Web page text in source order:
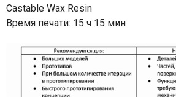
Castable Wax Resin
Время печати: 15 ч 15 мин